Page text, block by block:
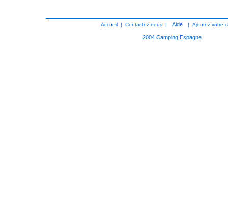
Accueil |Contactez-nous | Aide |Ajoutez votre
2004 Camping Espagne